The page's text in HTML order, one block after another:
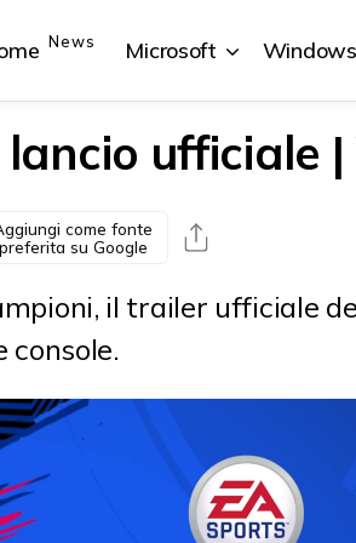
News Microsoft
{{POSTS[1].LABEL}}
{{POSTS[1].LABEL}}
ufficiale
come fonte
preferita su Google
il trailer ufficiale
console.